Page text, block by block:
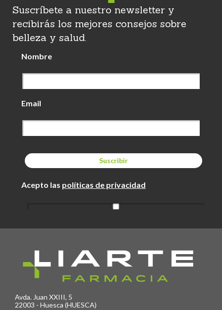
Suscríbete a nuestro newsletter y
recibirás los mejores consejos sobre
belleza y salud.
Nombre
Email
Acepto las políticas de privacidad
Avda. Juan XXIII, 5
22003 - Huesca (HUESCA)